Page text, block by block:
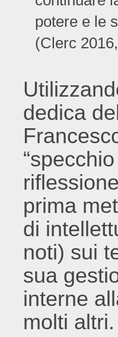
potere e le
(Clerc
dedica
prima
di
noti) sui
sua
interne
molti altri.